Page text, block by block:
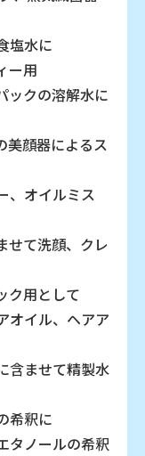
塩水に
ー用
ックの溶解水に
美顔器によるス
、オイルミス
せて洗顔、クレ
ク用として
オイル、ヘアア
含ませて精製水
希釈に
タノールの希釈